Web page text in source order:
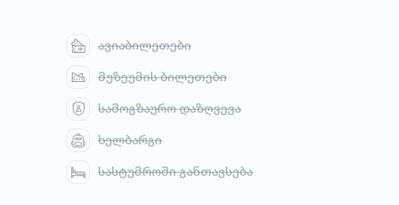
ავიაბილეთები
მუზეუმის ბილეთები
სამოგზაურო დაზღვევა
ხელბარგი
სასტუმროში განთავსება